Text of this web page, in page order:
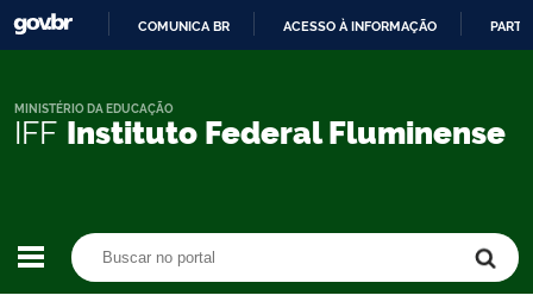
CONTEÚDO
COMUNICA BR ACESSO À INFORMAÇÃO
IFF Instituto Federal Fluminense
MINISTÉRIO DA EDUCAÇÃO